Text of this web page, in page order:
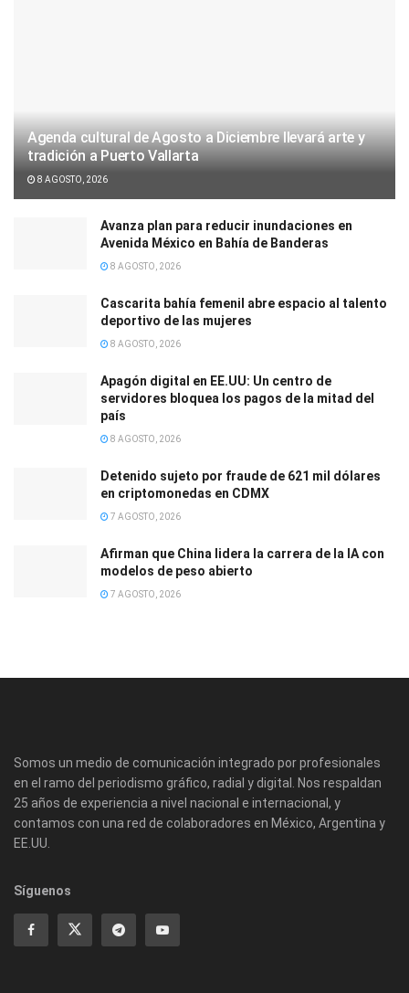
Agenda cultural de Agosto a Diciembre llevará arte y
tradición a Puerto Vallarta
8 AGOSTO, 2026
Avanza plan para reducir inundaciones en
Avenida México en Bahía de Banderas
8 AGOSTO, 2026
Cascarita bahía femenil abre espacio al talento
deportivo de las mujeres
8 AGOSTO, 2026
Apagón digital en EE.UU: Un centro de
servidores bloquea los pagos de la mitad del
país
8 AGOSTO, 2026
Detenido sujeto por fraude de 621 mil dólares
en criptomonedas en CDMX
7 AGOSTO, 2026
Afirman que China lidera la carrera de la IA con
modelos de peso abierto
7 AGOSTO, 2026
Somos un medio de comunicación integrado por profesionales
en el ramo del periodismo gráfico, radial y digital. Nos respaldan
25 años de experiencia a nivel nacional e internacional, y
contamos con una red de colaboradores en México, Argentina y
EE.UU.
Síguenos